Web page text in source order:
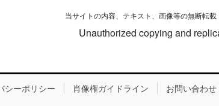
当サイトの内容、テキスト、画像等の無断転
Unauthorized copying and
シーポリシー 肖像権ガイドライン お問い合わせ